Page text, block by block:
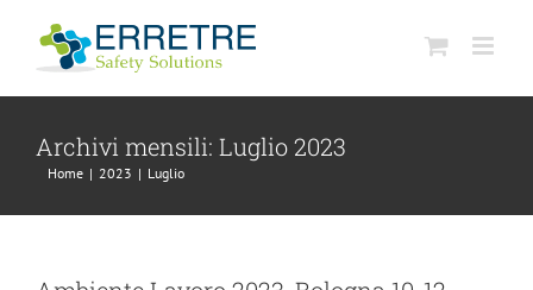
contenuto
Archivi mensili: Luglio 2023
Home | 2023 | Luglio